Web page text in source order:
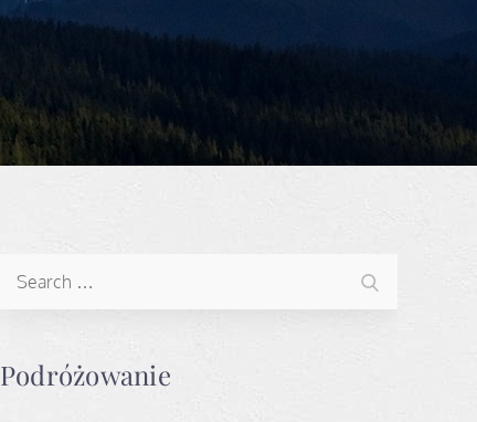
Podróżowanie